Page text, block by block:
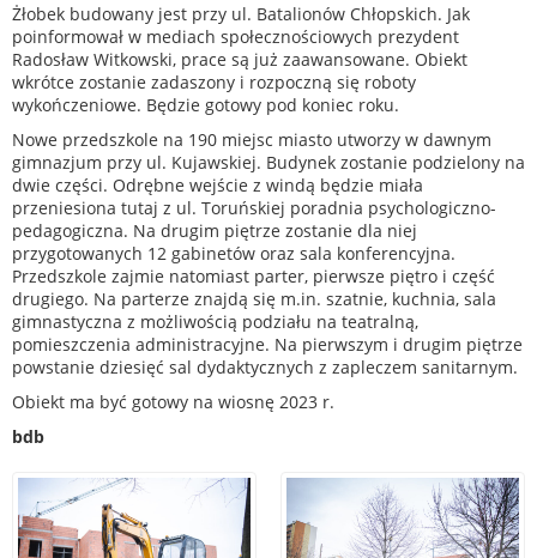
Żłobek budowany jest przy ul. Batalionów Chłopskich. Jak
poinformował w mediach społecznościowych prezydent
Radosław Witkowski, prace są już zaawansowane. Obiekt
wkrótce zostanie zadaszony i rozpoczną się roboty
wykończeniowe. Będzie gotowy pod koniec roku.
Nowe przedszkole na 190 miejsc miasto utworzy w dawnym
gimnazjum przy ul. Kujawskiej. Budynek zostanie podzielony na
dwie części. Odrębne wejście z windą będzie miała
przeniesiona tutaj z ul. Toruńskiej poradnia psychologiczno-
pedagogiczna. Na drugim piętrze zostanie dla niej
przygotowanych 12 gabinetów oraz sala konferencyjna.
Przedszkole zajmie natomiast parter, pierwsze piętro i część
drugiego. Na parterze znajdą się m.in. szatnie, kuchnia, sala
gimnastyczna z możliwością podziału na teatralną,
pomieszczenia administracyjne. Na pierwszym i drugim piętrze
powstanie dziesięć sal dydaktycznych z zapleczem sanitarnym.
Obiekt ma być gotowy na wiosnę 2023 r.
bdb